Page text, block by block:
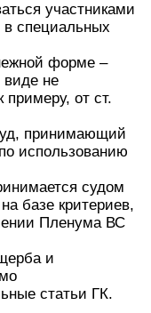
участниками
специальных
форме –
виде не
примеру, от ст.
принимающий
использованию
судом
базе критериев,
Пленума ВС
и
статьи ГК.